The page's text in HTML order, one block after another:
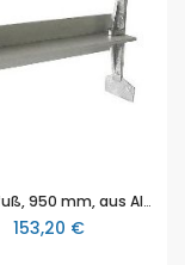
Leistenfuß, 950 mm, aus Aluminium, aus dem sfs Stativsystem (Schulform nach Schindelhütte), mit 2 Seitenteilen zur Befestigung von sfs Experimentiertabletts
153,20 €